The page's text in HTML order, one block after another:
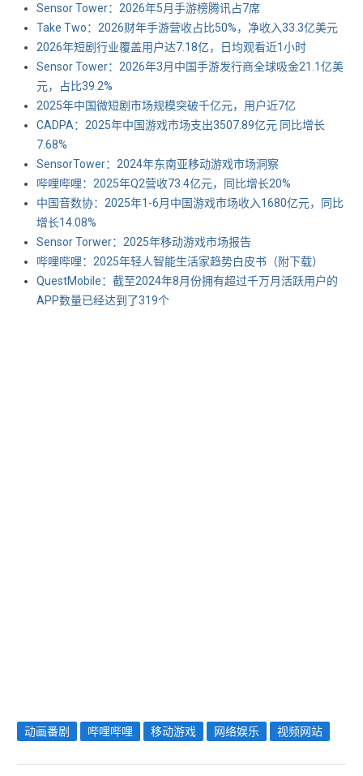
Sensor Tower：2026年5月手游榜腾讯占7席
Take Two：2026财年手游营收占比50%，净收入33.3亿美元
2026年短剧行业覆盖用户达7.18亿，日均观看近1小时
Sensor Tower：2026年3月中国手游发行商全球吸金21.1亿美
元，占比39.2%
2025年中国微短剧市场规模突破千亿元，用户近7亿
CADPA：2025年中国游戏市场支出3507.89亿元 同比增长
7.68%
SensorTower：2024年东南亚移动游戏市场洞察
哔哩哔哩：2025年Q2营收73.4亿元，同比增长20%
中国音数协：2025年1-6月中国游戏市场收入1680亿元，同比
增长14.08%
Sensor Torwer：2025年移动游戏市场报告
哔哩哔哩：2025年轻人智能生活家趋势白皮书（附下载）
QuestMobile：截至2024年8月份拥有超过千万月活跃用户的
APP数量已经达到了319个
动画番剧 哔哩哔哩 移动游戏 网络娱乐 视频网站